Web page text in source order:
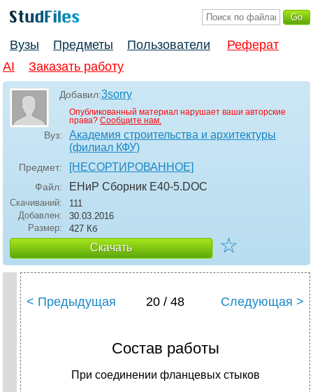
Вузы Предметы Пользователи
Реферат
AI
Заказать работу
Добавил:3sorry
Опубликованный материал нарушает ваши авторские
права? Сообщите нам.
Вуз:
Академия строительства и архитектуры
(филиал КФУ)
Предмет: [НЕСОРТИРОВАННОЕ]
Файл: ЕНиР Сборник Е40-5.DOC
Скачиваний:
111
Добавлен:
30.03.2016
Размер:
427 Кб
Скачать ☆
< Предыдущая 20 / 48 Следующая >
Состав работы
При соединении фланцевых стыков